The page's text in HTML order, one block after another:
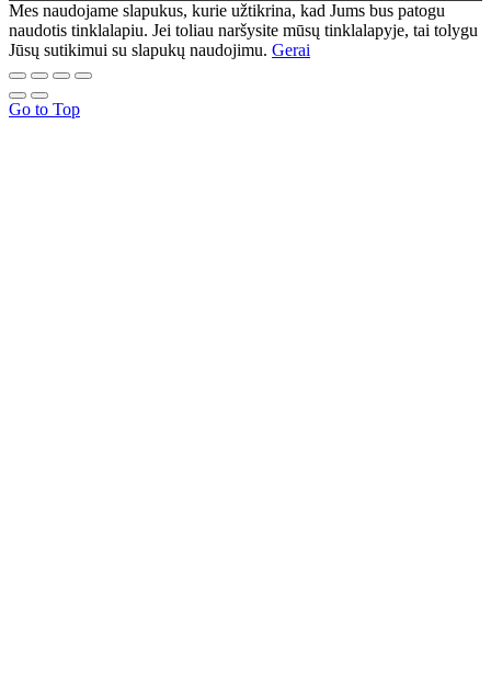
Mes naudojame slapukus, kurie užtikrina, kad Jums bus patogu
naudotis tinklalapiu. Jei toliau naršysite mūsų tinklalapyje, tai tolygu
Jūsų sutikimui su slapukų naudojimu. Gerai
Go to Top